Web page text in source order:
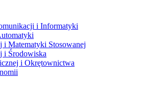
i Informatyki
i Matematyki Stosowanej
i Środowiska
i Okrętownictwa